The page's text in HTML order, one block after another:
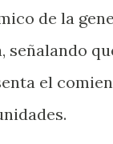
de la
señalando
el